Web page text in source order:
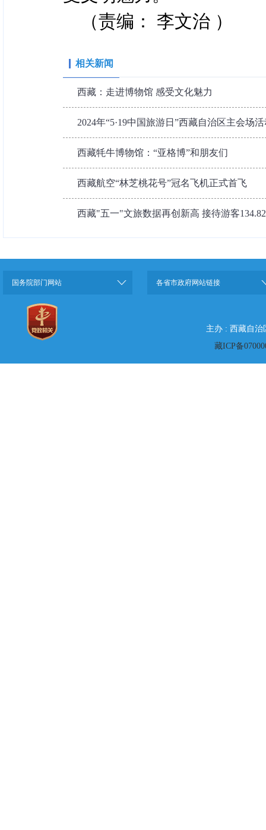
（责编： 李文治 ）
相关新闻
西藏：走进博物馆 感受文化魅力
2024年“5·19中国旅游日”西藏自治区主会场
西藏牦牛博物馆：“亚格博”和朋友们
西藏航空“林芝桃花号”冠名飞机正式首飞
西藏"五一"文旅数据再创新高 接待游客
国务院部门网站 各省市政府网站链接
主办 : 西藏自治
藏ICP备